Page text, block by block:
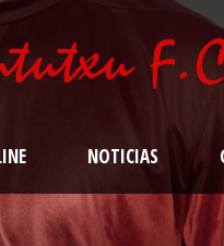
NOTICIAS